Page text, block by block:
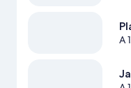
A